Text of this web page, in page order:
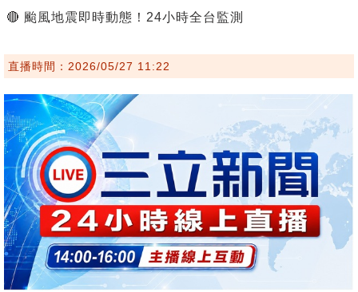
🔴 颱風地震即時動態！24小時全台監測
直播時間：2026/05/27 11:22